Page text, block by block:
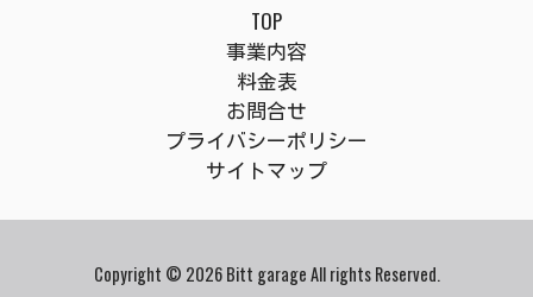
TOP
事業内容
料金表
お問合せ
プライバシーポリシー
サイトマップ
Copyright © 2026 Bitt garage All rights Reserved.